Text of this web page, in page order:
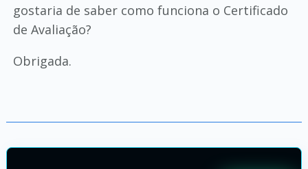
gostaria de saber como funciona o Certificado
de Avaliação?
Obrigada.